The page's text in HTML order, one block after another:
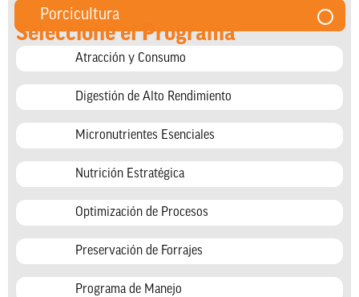
Porcicultura
Seleccione el Programa
Atracción y Consumo
Digestión de Alto Rendimiento
Micronutrientes Esenciales
Nutrición Estratégica
Optimización de Procesos
Preservación de Forrajes
Programa de Manejo